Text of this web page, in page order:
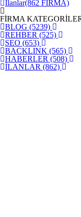
İlanlar(862 FİRMA)
FİRMA
BLOG (5239)
REHBER (525)
SEO (653)
BACKLINK (565)
HABERLER (508)
İLANLAR (862)